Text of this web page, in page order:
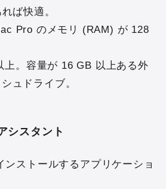
ば快適。
Pro のメモリ (RAM) が 128
上。容量が 16 GB 以上ある外
ュドライブ。
シスタント
ンストールするアプリケーショ